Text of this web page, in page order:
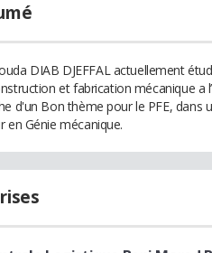
DIAB DJEFFAL actuellement
et fabrication mécanique a
d'un Bon thème pour le PFE,
en Génie mécanique.